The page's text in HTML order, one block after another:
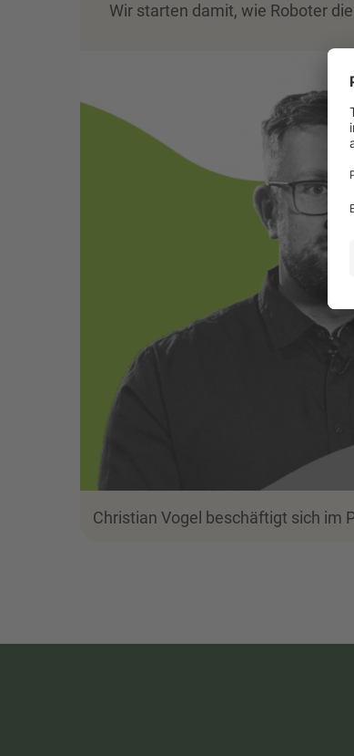
Wir starten damit, wie Roboter
Christian Vogel beschäftigt sich im